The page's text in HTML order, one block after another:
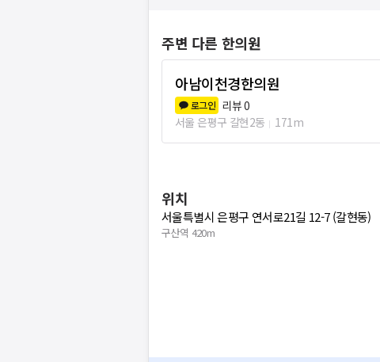
주변 다른 한의원
아남이천경한의원
로그인 리뷰0
서울 은평구 갈현2동
171m
위치
서울특별시 은평구 연서로21길 12-7 (갈현동)
구산역 420m